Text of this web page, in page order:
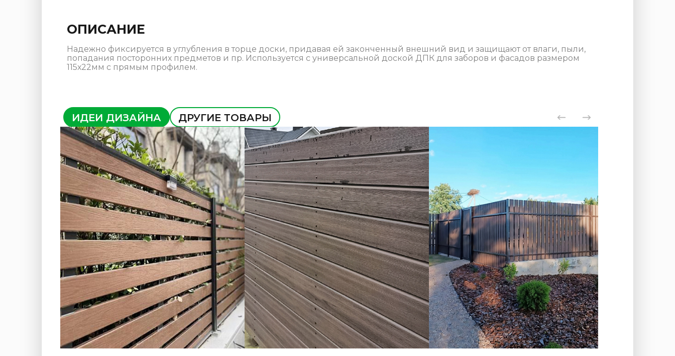
ОПИСАНИЕ
Надежно фиксируется в углубления в торце доски, придавая ей законченный внешний вид и защищают от влаги, пыли,
попадания посторонних предметов и пр. Используется с универсальной доской ДПК для заборов и фасадов размером
115х22мм с прямым профилем.
ИДЕИ ДИЗАЙНА ДРУГИЕ ТОВАРЫ